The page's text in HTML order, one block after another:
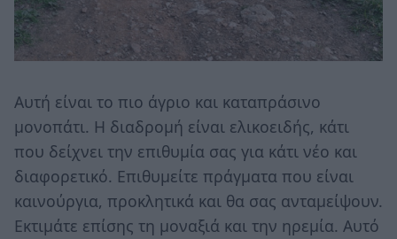
Αυτή είναι το πιο άγριο και καταπράσινο
μονοπάτι. Η διαδρομή είναι ελικοειδής, κάτι
που δείχνει την επιθυμία σας για κάτι νέο και
διαφορετικό. Επιθυμείτε πράγματα που είναι
καινούργια, προκλητικά και θα σας ανταμείψουν.
Εκτιμάτε επίσης τη μοναξιά και την ηρεμία. Αυτό